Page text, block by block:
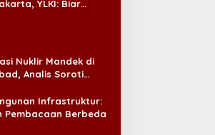
YLKI: Biar
Nuklir Mandek di
Analis Soroti
Infrastruktur:
Pembacaan Berbeda